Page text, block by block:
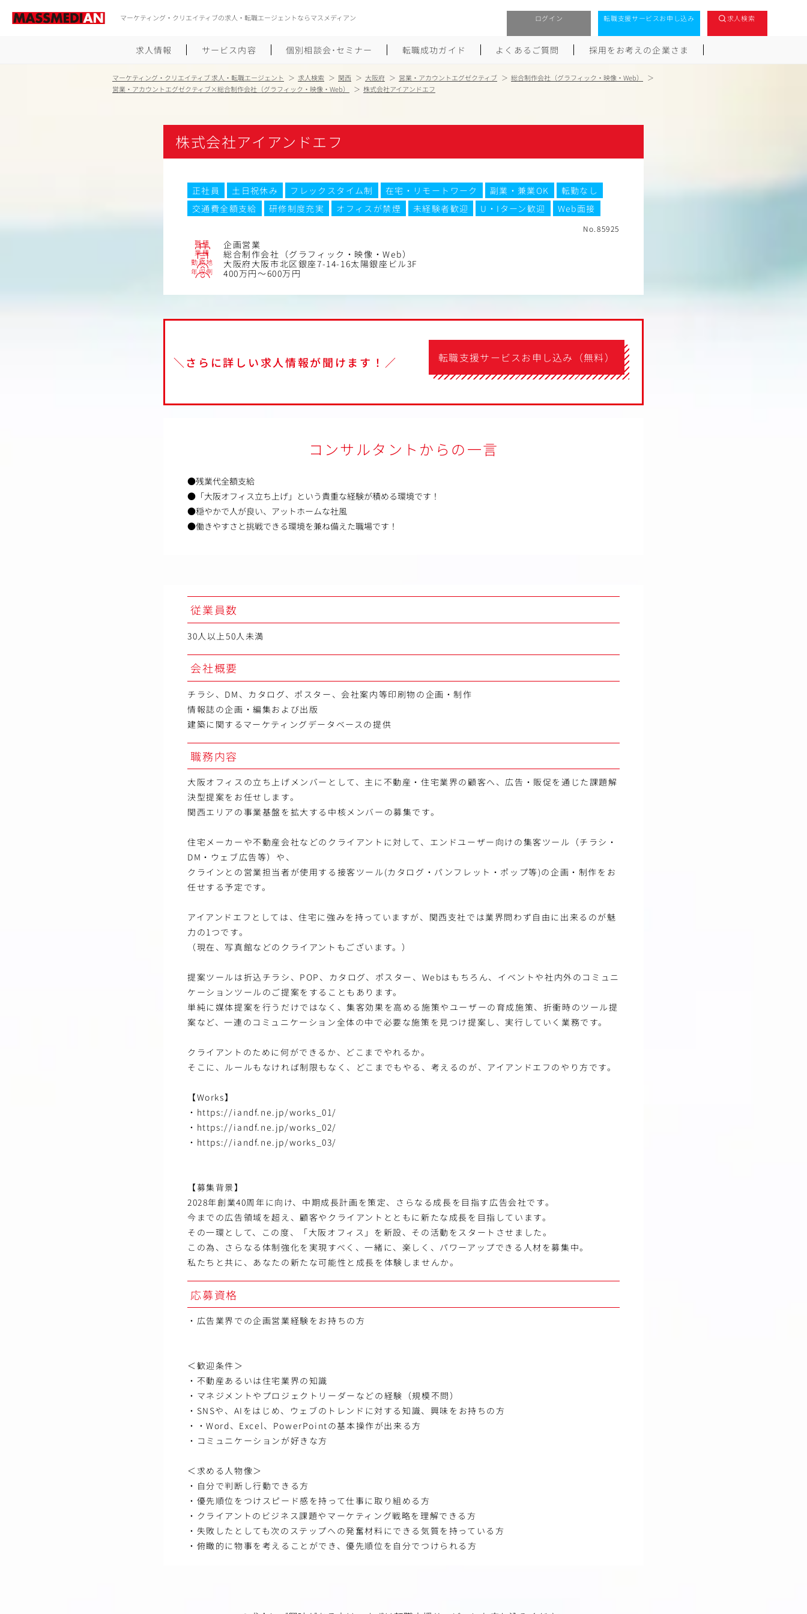
マーケティング・クリエイティブの求人・転職エージェントならマスメディアン ログイン 転職支援サービスお申し込み 求人検索
求人情報 サービス内容 個別相談会･セミナー 転職成功ガイド
履歴書のつくり方
職務経歴書のつくり方
ポートフォリオのつくり方
面接対策
エグゼクティブ転職
しゅふクリ･ママクリ転職
年収アップ転職
よくあるご質問 採用をお考えの企業さま
マーケティング・クリエイティブ 求人・転職エージェント 求人検索 関西 大阪府 営業・アカウントエグゼクティブ
総合制作会社（グラフィック・映像・Web）
営業・アカウントエグゼクティブ×総合制作会社（グラフィック・映像・Web）
株式会社アイアンドエフ
株式会社アイアンドエフ
正社員 土日祝休み フレックスタイム制 在宅・リモートワーク 副業・兼業OK
転勤なし
交通費全額支給
研修制度充実 オフィスが禁煙 未経験者歓迎 U・Iターン歓迎 Web面接
No.85925
職種 企画営業
業種 総合制作会社（グラフィック・映像・Web）
勤務地 大阪府大阪市北区銀座7-14-16太陽銀座ビル3F
年収例 400万円～600万円
＼さらに詳しい求人情報が聞けます！／ 転職支援サービスお申し込み（無料）
コンサルタントからの一言
●残業代全額支給
●「大阪オフィス立ち上げ」という貴重な経験が積める環境です！
●穏やかで人が良い、アットホームな社風
●働きやすさと挑戦できる環境を兼ね備えた職場です！
従業員数
30人以上50人未満
会社概要
チラシ、DM、カタログ、ポスター、会社案内等印刷物の企画・制作
情報誌の企画・編集および出版
建築に関するマーケティングデータベースの提供
職務内容
大阪オフィスの立ち上げメンバーとして、主に不動産・住宅業界の顧客へ、広告・販促を通じた課題解
決型提案をお任せします。
関西エリアの事業基盤を拡大する中核メンバーの募集です。
住宅メーカーや不動産会社などのクライアントに対して、エンドユーザー向けの集客ツール（チラシ・
DM・ウェブ広告等）や、
クラインとの営業担当者が使用する接客ツール(カタログ・パンフレット・ポップ等)の企画・制作をお
任せする予定です。
アイアンドエフとしては、住宅に強みを持っていますが、関西支社では業界問わず自由に出来るのが魅
力の1つです。
（現在、写真館などのクライアントもございます。）
提案ツールは折込チラシ、POP、カタログ、ポスター、Webはもちろん、イベントや社内外のコミュニ
ケーションツールのご提案をすることもあります。
単純に媒体提案を行うだけではなく、集客効果を高める施策やユーザーの育成施策、折衝時のツール提
案など、一連のコミュニケーション全体の中で必要な施策を見つけ提案し、実行していく業務です。
クライアントのために何ができるか、どこまでやれるか。
そこに、ルールもなければ制限もなく、どこまでもやる、考えるのが、アイアンドエフのやり方です。
【Works】
・https://iandf.ne.jp/works_01/
・https://iandf.ne.jp/works_02/
・https://iandf.ne.jp/works_03/
【募集背景】
2028年創業40周年に向け、中期成長計画を策定、さらなる成長を目指す広告会社です。
今までの広告領域を超え、顧客やクライアントとともに新たな成長を目指しています。
その一環として、この度、「大阪オフィス」を新設、その活動をスタートさせました。
この為、さらなる体制強化を実現すべく、一緒に、楽しく、パワーアップできる人材を募集中。
私たちと共に、あなたの新たな可能性と成長を体験しませんか。
応募資格
・広告業界での企画営業経験をお持ちの方
＜歓迎条件＞
・不動産あるいは住宅業界の知識
・マネジメントやプロジェクトリーダーなどの経験（規模不問）
・SNSや、AIをはじめ、ウェブのトレンドに対する知識、興味をお持ちの方
・・Word、Excel、PowerPointの基本操作が出来る方
・コミュニケーションが好きな方
＜求める人物像＞
・自分で判断し行動できる方
・優先順位をつけスピード感を持って仕事に取り組める方
・クライアントのビジネス課題やマーケティング戦略を理解できる方
・失敗したとしても次のステップへの発奮材料にできる気質を持っている方
・俯瞰的に物事を考えることができ、優先順位を自分でつけられる方